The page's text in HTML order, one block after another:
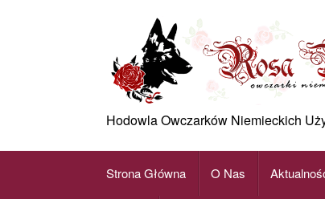
Hodowla Owczarków Niemieckich
Strona Główna O Nas